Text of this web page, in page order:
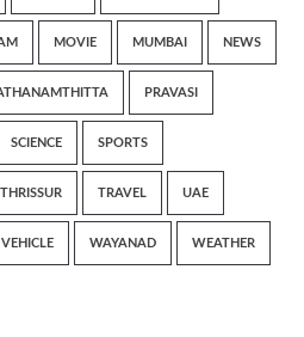
MOVIE MUMBAI NEWS
PRAVASI
SCIENCE SPORTS
THRISSUR TRAVEL UAE
VEHICLE WAYANAD WEATHER